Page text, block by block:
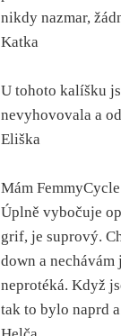
nikdy nazmar,
Katka
U tohoto kalíšku
nevyhovovala a
Eliška
Mám
Úplně vybočuje
grif, je suprový.
down a
neprotéká. Když
tak to bylo naprd